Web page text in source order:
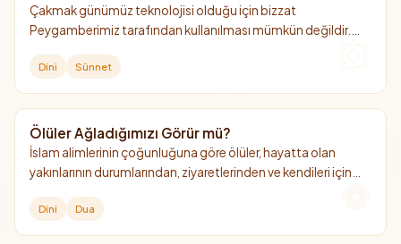
Çakmak günümüz teknolojisi olduğu için bizzat
Peygamberimiz tarafından kullanılması mümkün değildir.
hazırlıklı olmak adına İslam kültüründe güzel bir adet
Dini Sünnet
Ölüler Ağladığımızı Görür mü?
İslam alimlerinin çoğunluğuna göre ölüler, hayatta olan
yakınlarının durumlarından, ziyaretlerinden ve kendileri için
Dini Dua